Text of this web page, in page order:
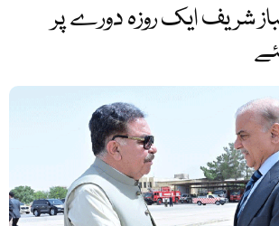
شریف ایک روزہ دورے پر